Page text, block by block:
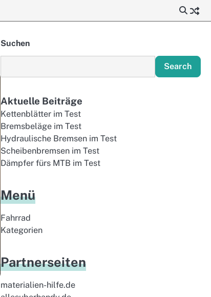
Suchen
Search
Aktuelle Beiträge
Kettenblätter im Test
Bremsbeläge im Test
Hydraulische Bremsen im Test
Scheibenbremsen im Test
Dämpfer fürs MTB im Test
Menü
Fahrrad
Kategorien
Partnerseiten
materialien-hilfe.de